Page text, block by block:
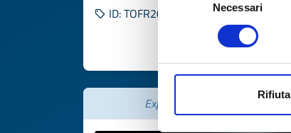
del
Necessari
Rifiuta
ID: TOFR20260130020
Expires on 09 marzo 2027